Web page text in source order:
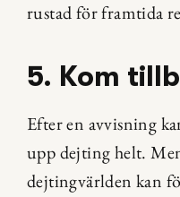
rustad för framtida
5. Kom
Efter en avvisning
upp dejting helt.
dejtingvärlden kan